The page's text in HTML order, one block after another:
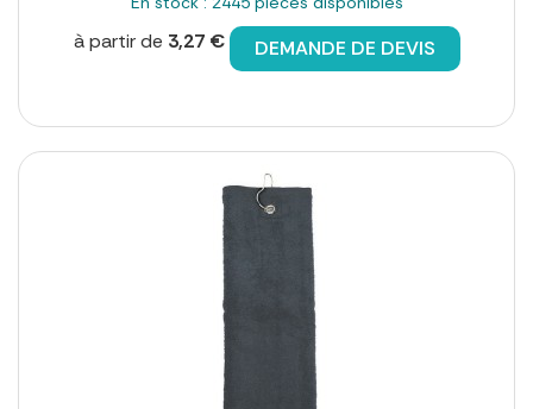
à partir de 3,27 € DEMANDE DE DEVIS